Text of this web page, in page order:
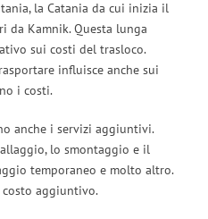
la Catania da cui inizia il
da Kamnik. Questa lunga
sui costi del trasloco.
influisce anche sui
i costi.
anche i servizi aggiuntivi.
lo smontaggio e il
temporaneo e molto altro.
aggiuntivo.